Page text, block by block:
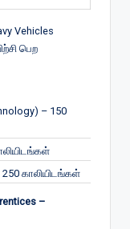
Vehicles
பெற
– 150
250 காலியிடங்கள்
–